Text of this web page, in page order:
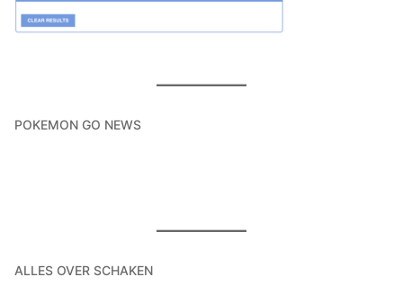
POKEMON GO NEWS
ALLES OVER SCHAKEN